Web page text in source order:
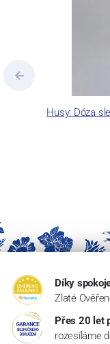
Husy: Dóza
Díky
Zlaté
Přes 20 let
rozesíláme